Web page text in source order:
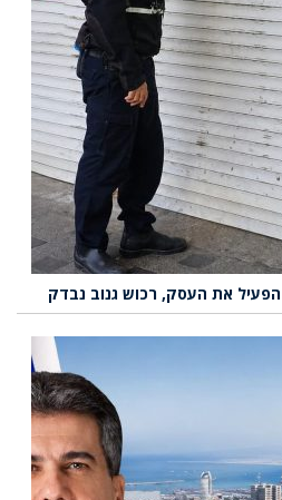
הפעיל את העסק, רכוש גנוב נבדק